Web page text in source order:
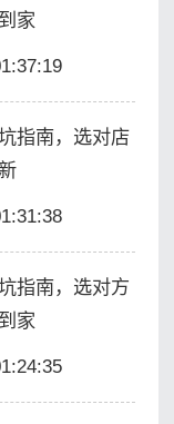
家
指南，选对店
指南，选对方
家